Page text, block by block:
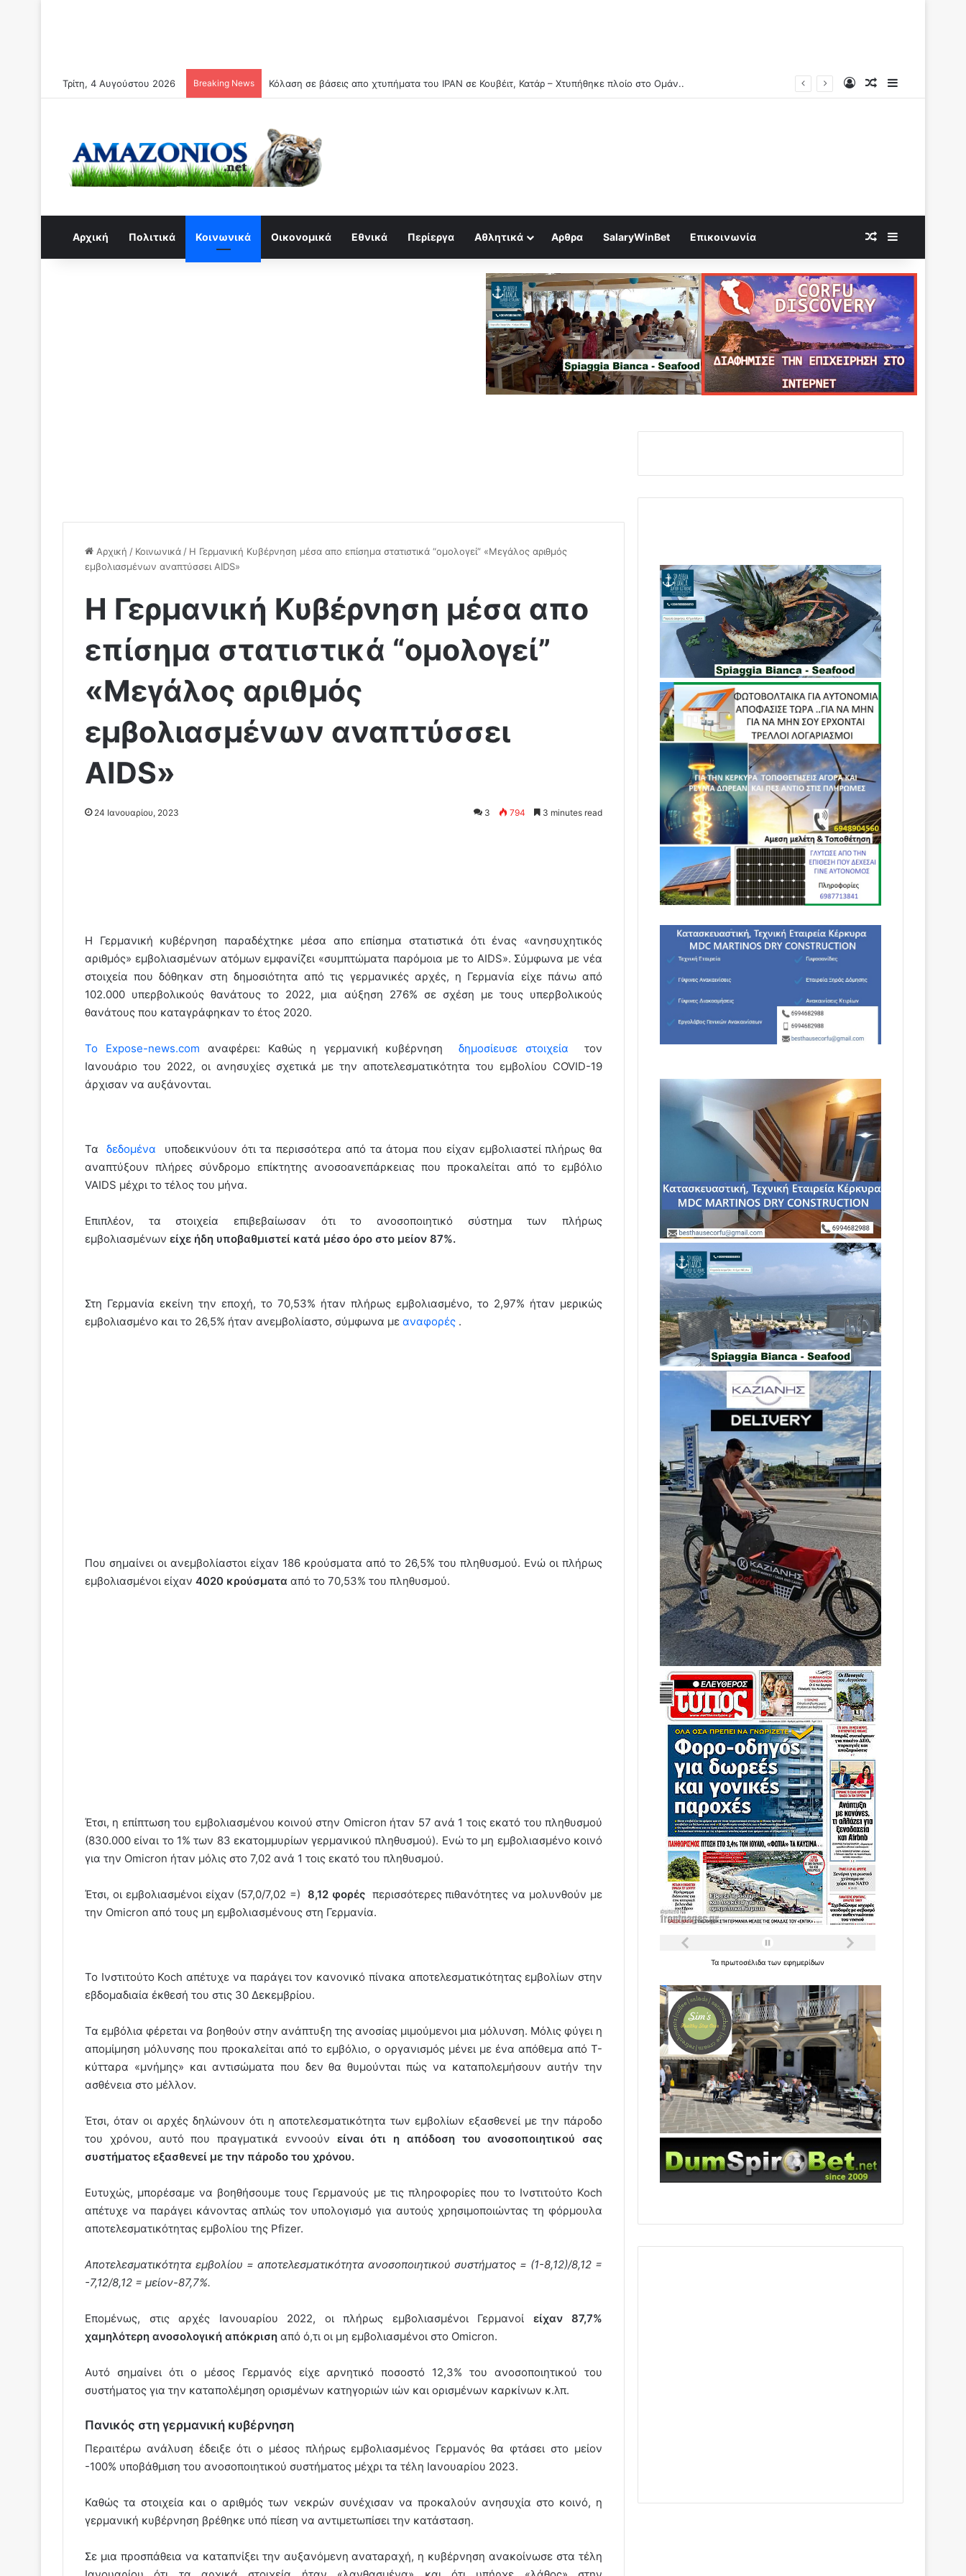
Τρίτη, 4 Αυγούστου 2026 Breaking News Κόλαση σε βάσεις απο χτυπήματα του ΙΡΑΝ σε Κουβέιτ, Κατάρ – Χτυπήθηκε πλοίο στο Ομάν.. Log InRandom Article
Αρχική Πολιτικά Κοινωνικά Οικονομικά Εθνικά Περίεργα Αθλητικά Αρθρα SalaryWinBet Επικοινωνία Random Article
Αρχική / Κοινωνικά / Η Γερμανική Κυβέρνηση μέσα απο επίσημα στατιστικά “ομολογεί” «Μεγάλος αριθμός
εμβολιασμένων αναπτύσσει AIDS»
Η Γερμανική Κυβέρνηση μέσα απο
επίσημα στατιστικά “ομολογεί”
«Μεγάλος αριθμός
εμβολιασμένων αναπτύσσει
AIDS»
24 Ιανουαρίου, 2023 3 794 3 minutes read
Η Γερμανική κυβέρνηση παραδέχτηκε μέσα απο επίσημα στατιστικά ότι ένας «ανησυχητικός
αριθμός» εμβολιασμένων ατόμων εμφανίζει «συμπτώματα παρόμοια με το AIDS». Σύμφωνα με νέα
στοιχεία που δόθηκαν στη δημοσιότητα από τις γερμανικές αρχές, η Γερμανία είχε πάνω από
102.000 υπερβολικούς θανάτους το 2022, μια αύξηση 276% σε σχέση με τους υπερβολικούς
θανάτους που καταγράφηκαν το έτος 2020.
Το Expose-news.com αναφέρει: Καθώς η γερμανική κυβέρνησηδημοσίευσε στοιχεία
τον
Ιανουάριο του 2022, οι ανησυχίες σχετικά με την αποτελεσματικότητα του εμβολίου COVID-19
άρχισαν να αυξάνονται.
Ταδεδομένα
υποδεικνύουν ότι τα περισσότερα από τα άτομα που είχαν εμβολιαστεί πλήρως θα
αναπτύξουν πλήρες σύνδρομο επίκτητης ανοσοανεπάρκειας που προκαλείται από το εμβόλιο
VAIDS μέχρι το τέλος του μήνα.
Επιπλέον, τα στοιχεία επιβεβαίωσαν ότι το ανοσοποιητικό σύστημα των πλήρως
εμβολιασμένων είχε ήδη υποβαθμιστεί κατά μέσο όρο στο μείον 87%.
Στη Γερμανία εκείνη την εποχή, το 70,53% ήταν πλήρως εμβολιασμένο, το 2,97% ήταν μερικώς
εμβολιασμένο και το 26,5% ήταν ανεμβολίαστο, σύμφωνα με αναφορές .
Που σημαίνει οι ανεμβολίαστοι είχαν 186 κρούσματα από το 26,5% του πληθυσμού. Ενώ οι πλήρως
εμβολιασμένοι είχαν 4020 κρούσματα από το 70,53% του πληθυσμού.
Έτσι, η επίπτωση του εμβολιασμένου κοινού στην Omicron ήταν 57 ανά 1 τοις εκατό του πληθυσμού
(830.000 είναι το 1% των 83 εκατομμυρίων γερμανικού πληθυσμού). Ενώ το μη εμβολιασμένο κοινό
για την Omicron ήταν μόλις στο 7,02 ανά 1 τοις εκατό του πληθυσμού.
Έτσι, οι εμβολιασμένοι είχαν (57,0/7,02 =) 8,12 φορέςπερισσότερες πιθανότητες να μολυνθούν με
την Omicron από τους μη εμβολιασμένους στη Γερμανία.
Το Ινστιτούτο Koch απέτυχε να παράγει τον κανονικό πίνακα αποτελεσματικότητας εμβολίων στην
εβδομαδιαία έκθεσή του στις 30 Δεκεμβρίου.
Τα εμβόλια φέρεται να βοηθούν στην ανάπτυξη της ανοσίας μιμούμενοι μια μόλυνση. Μόλις φύγει η
απομίμηση μόλυνσης που προκαλείται από το εμβόλιο, ο οργανισμός μένει με ένα απόθεμα από T-
κύτταρα «μνήμης» και αντισώματα που δεν θα θυμούνται πώς να καταπολεμήσουν αυτήν την
ασθένεια στο μέλλον.
Έτσι, όταν οι αρχές δηλώνουν ότι η αποτελεσματικότητα των εμβολίων εξασθενεί με την πάροδο
του χρόνου, αυτό που πραγματικά εννοούν είναι ότι η απόδοση του ανοσοποιητικού σας
συστήματος εξασθενεί με την πάροδο του χρόνου.
Ευτυχώς, μπορέσαμε να βοηθήσουμε τους Γερμανούς με τις πληροφορίες που το Ινστιτούτο Koch
απέτυχε να παράγει κάνοντας απλώς τον υπολογισμό για αυτούς χρησιμοποιώντας τη φόρμουλα
αποτελεσματικότητας εμβολίου της Pfizer.
Αποτελεσματικότητα εμβολίου = αποτελεσματικότητα ανοσοποιητικού συστήματος = (1-8,12)/8,12 =
-7,12/8,12 = μείον-87,7%.
Επομένως, στις αρχές Ιανουαρίου 2022, οι πλήρως εμβολιασμένοι Γερμανοί είχαν 87,7%
χαμηλότερη ανοσολογική απόκριση από ό,τι οι μη εμβολιασμένοι στο Omicron.
Αυτό σημαίνει ότι ο μέσος Γερμανός είχε αρνητικό ποσοστό 12,3% του ανοσοποιητικού του
συστήματος για την καταπολέμηση ορισμένων κατηγοριών ιών και ορισμένων καρκίνων κ.λπ.
Πανικός στη γερμανική κυβέρνηση
Περαιτέρω ανάλυση έδειξε ότι ο μέσος πλήρως εμβολιασμένος Γερμανός θα φτάσει στο μείον
-100% υποβάθμιση του ανοσοποιητικού συστήματος μέχρι τα τέλη Ιανουαρίου 2023.
Καθώς τα στοιχεία και ο αριθμός των νεκρών συνέχισαν να προκαλούν ανησυχία στο κοινό, η
γερμανική κυβέρνηση βρέθηκε υπό πίεση να αντιμετωπίσει την κατάσταση.
Σε μια προσπάθεια να καταπνίξει την αυξανόμενη αναταραχή, η κυβέρνηση ανακοίνωσε στα τέλη
Ταπρωτοσέλιδατωνεφημερίδων